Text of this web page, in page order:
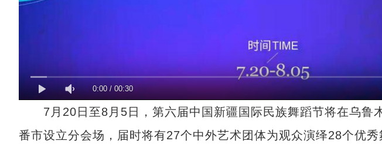
0:00/00:30
7月20日至8月5日，第六届中国新疆国际民族舞蹈节将在乌鲁
番市设立分会场，届时将有27个中外艺术团体为观众演绎28个优秀